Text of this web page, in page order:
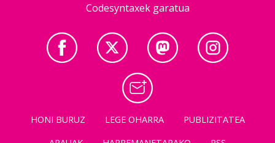
Codesyntaxek garatua
HONI BURUZ LEGE OHARRA
PUBLIZITATEA